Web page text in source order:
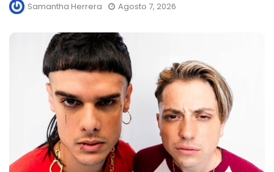
Samantha Herrera Agosto 7, 2026